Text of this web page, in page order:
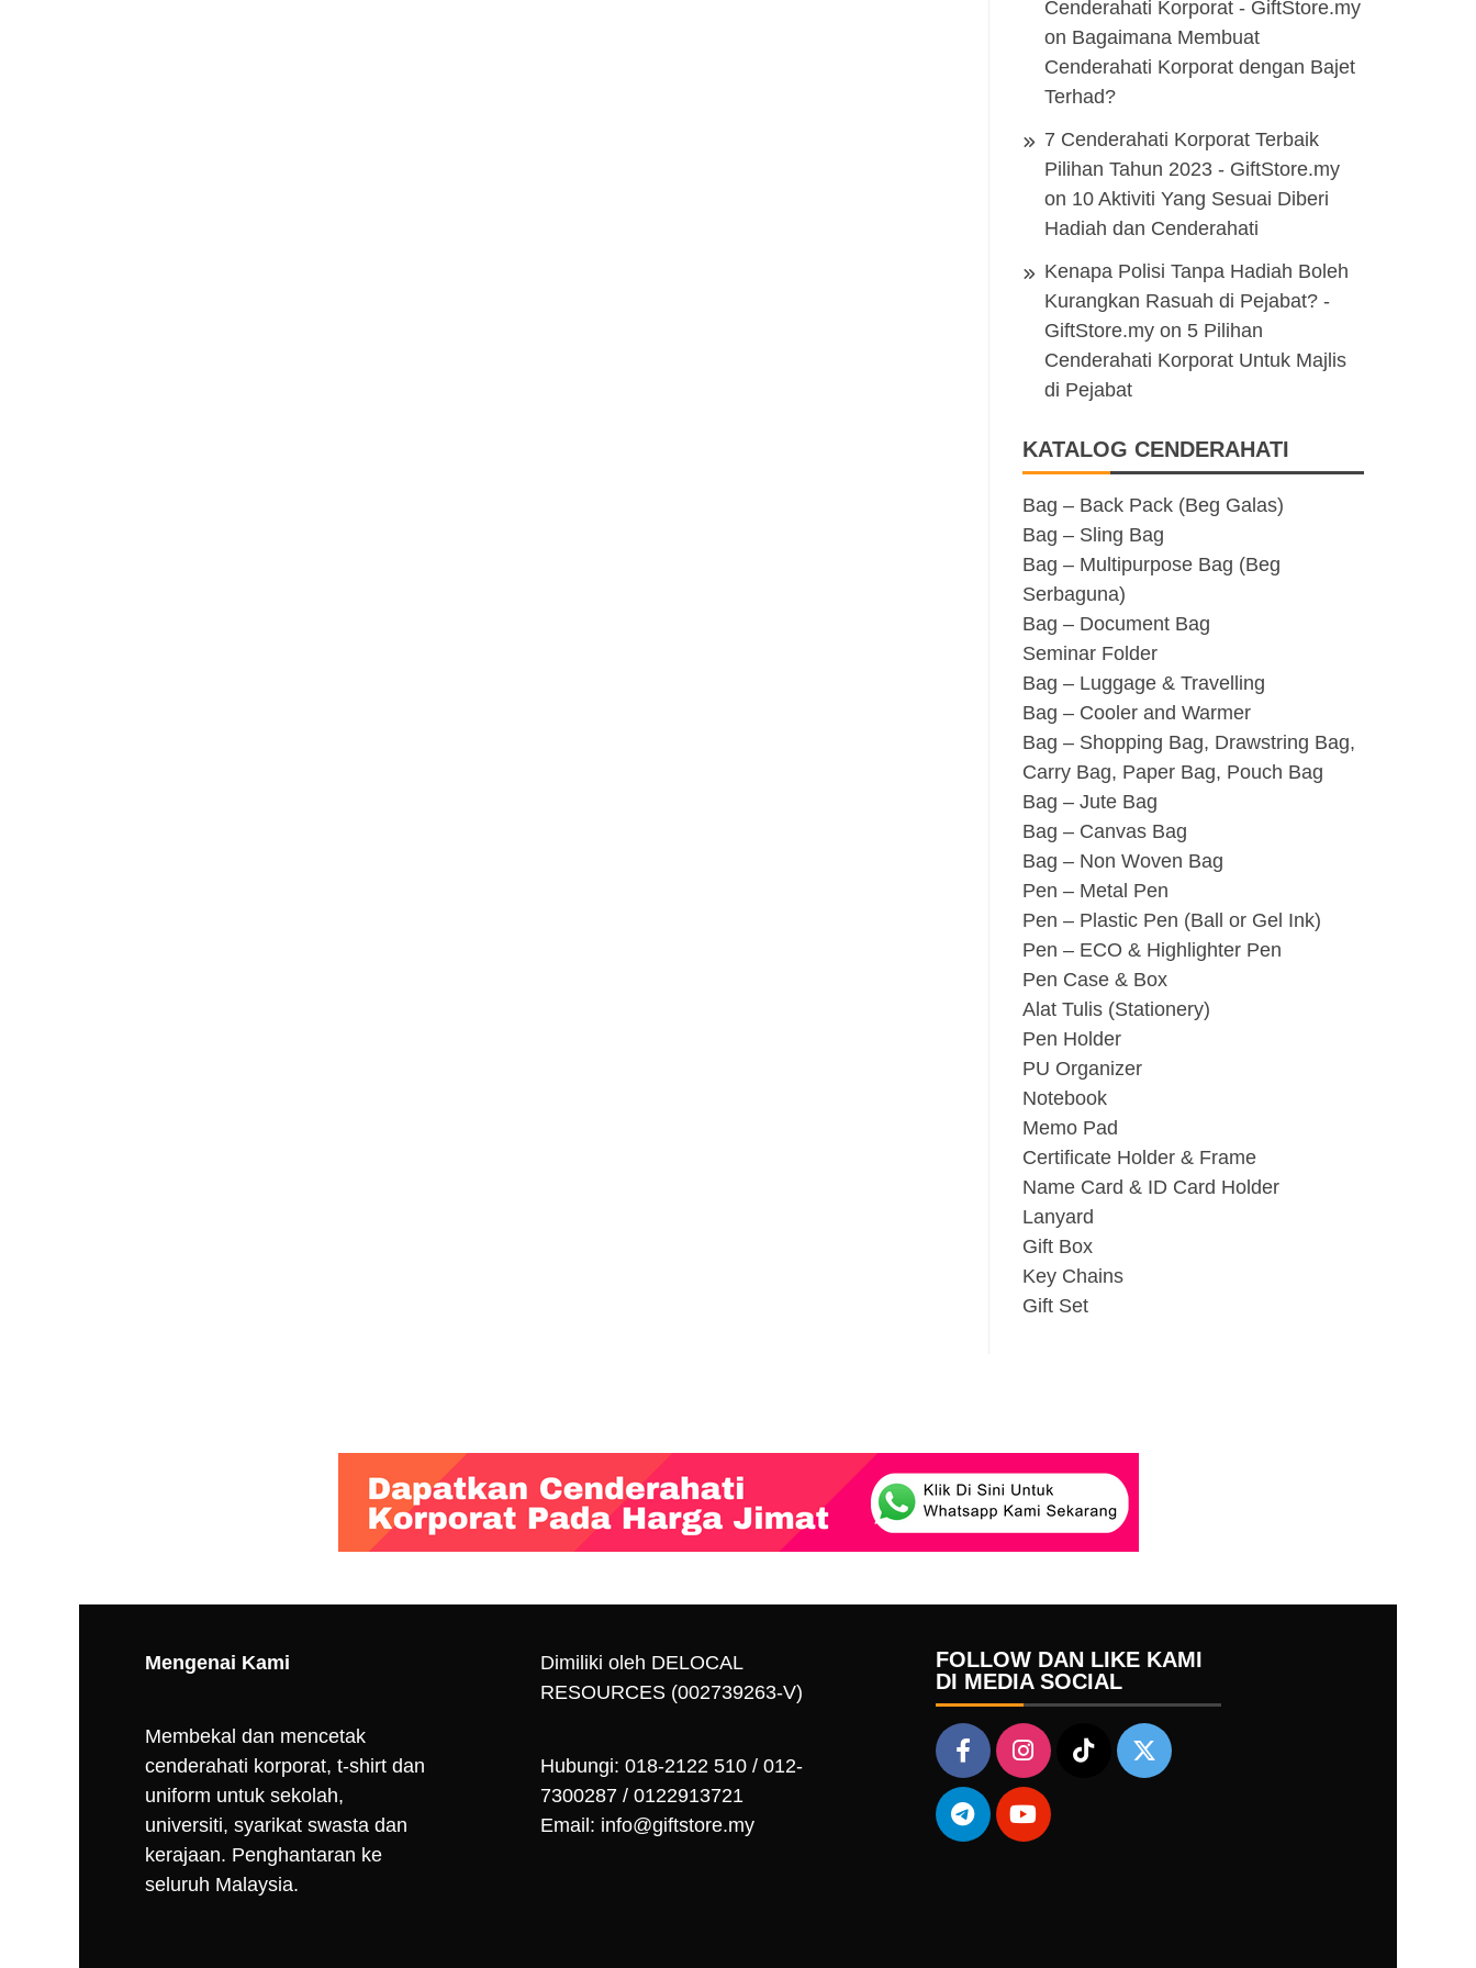
Cenderahati Korporat - GiftStore.my
on Bagaimana Membuat
Cenderahati Korporat dengan Bajet
Terhad?
7 Cenderahati Korporat Terbaik
Pilihan Tahun 2023 - GiftStore.my
on 10 Aktiviti Yang Sesuai Diberi
Hadiah dan Cenderahati
Kenapa Polisi Tanpa Hadiah Boleh
Kurangkan Rasuah di Pejabat? -
GiftStore.my on 5 Pilihan
Cenderahati Korporat Untuk Majlis
di Pejabat
KATALOG CENDERAHATI
Bag – Back Pack (Beg Galas)
Bag – Sling Bag
Bag – Multipurpose Bag (Beg
Serbaguna)
Bag – Document Bag
Seminar Folder
Bag – Luggage & Travelling
Bag – Cooler and Warmer
Bag – Shopping Bag, Drawstring Bag,
Carry Bag, Paper Bag, Pouch Bag
Bag – Jute Bag
Bag – Canvas Bag
Bag – Non Woven Bag
Pen – Metal Pen
Pen – Plastic Pen (Ball or Gel Ink)
Pen – ECO & Highlighter Pen
Pen Case & Box
Alat Tulis (Stationery)
Pen Holder
PU Organizer
Notebook
Memo Pad
Certificate Holder & Frame
Name Card & ID Card Holder
Lanyard
Gift Box
Key Chains
Gift Set
Mengenai Kami
Membekal dan mencetak
cenderahati korporat, t-shirt dan
uniform untuk sekolah,
universiti, syarikat swasta dan
kerajaan. Penghantaran ke
seluruh Malaysia.
Dimiliki oleh DELOCAL
RESOURCES (002739263-V)
Hubungi: 018-2122 510 / 012-
7300287 / 0122913721
Email: info@giftstore.my
FOLLOW DAN LIKE KAMI
DI MEDIA SOCIAL